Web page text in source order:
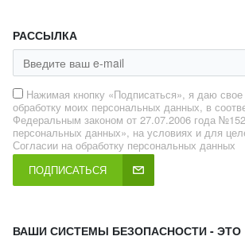
РАССЫЛКА
Нажимая кнопку «Подписаться», я даю свое
обработку моих персональных данных, в
Федеральным законом от 27.07.2006 года
персональных данных», на условиях и для
Согласии на обработку персональных данных
ПОДПИСАТЬСЯ
ВАШИ СИСТЕМЫ БЕЗОПАСНОСТИ - ЭТО